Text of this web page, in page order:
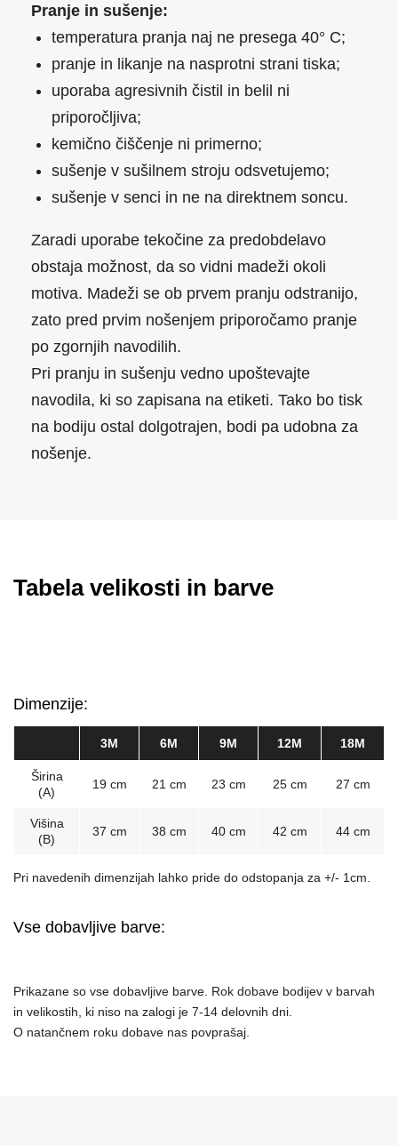
Pranje in sušenje:
temperatura pranja naj ne presega 40° C;
pranje in likanje na nasprotni strani tiska;
uporaba agresivnih čistil in belil ni
priporočljiva;
kemično čiščenje ni primerno;
sušenje v sušilnem stroju odsvetujemo;
sušenje v senci in ne na direktnem soncu.
Zaradi uporabe tekočine za predobdelavo
obstaja možnost, da so vidni madeži okoli
motiva. Madeži se ob prvem pranju odstranijo,
zato pred prvim nošenjem priporočamo pranje
po zgornjih navodilih.
Pri pranju in sušenju vedno upoštevajte
navodila, ki so zapisana na etiketi. Tako bo tisk
na bodiju ostal dolgotrajen, bodi pa udobna za
nošenje.
Tabela velikosti in barve
Dimenzije:
3M 6M 9M 12M 18M
Širina
(A)
19 cm 21 cm 23 cm 25 cm 27 cm
Višina
(B)
37 cm 38 cm 40 cm 42 cm 44 cm
Pri navedenih dimenzijah lahko pride do odstopanja za +/- 1cm.
Vse dobavljive barve:
Prikazane so vse dobavljive barve. Rok dobave bodijev v barvah
in velikostih, ki niso na zalogi je 7-14 delovnih dni.
O natančnem roku dobave nas povprašaj.